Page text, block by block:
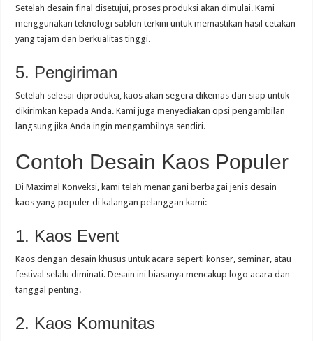
Setelah desain final disetujui, proses produksi akan dimulai. Kami
menggunakan teknologi sablon terkini untuk memastikan hasil cetakan
yang tajam dan berkualitas tinggi.
5. Pengiriman
Setelah selesai diproduksi, kaos akan segera dikemas dan siap untuk
dikirimkan kepada Anda. Kami juga menyediakan opsi pengambilan
langsung jika Anda ingin mengambilnya sendiri.
Contoh Desain Kaos Populer
Di Maximal Konveksi, kami telah menangani berbagai jenis desain
kaos yang populer di kalangan pelanggan kami:
1. Kaos Event
Kaos dengan desain khusus untuk acara seperti konser, seminar, atau
festival selalu diminati. Desain ini biasanya mencakup logo acara dan
tanggal penting.
2. Kaos Komunitas